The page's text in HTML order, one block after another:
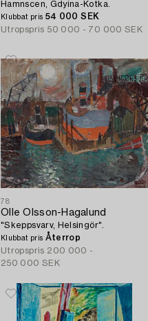
Hamnscen, Gdyina-Kotka.
Klubbat pris 54 000 SEK
Utropspris 50 000 - 70 000 SEK
78
Olle Olsson-Hagalund
"Skeppsvarv, Helsingör".
Klubbat pris Återrop
Utropspris 200 000 -
250 000 SEK